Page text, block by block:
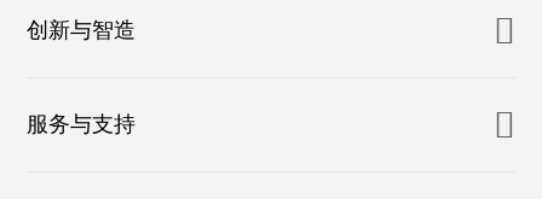
创新与智造
服务与支持